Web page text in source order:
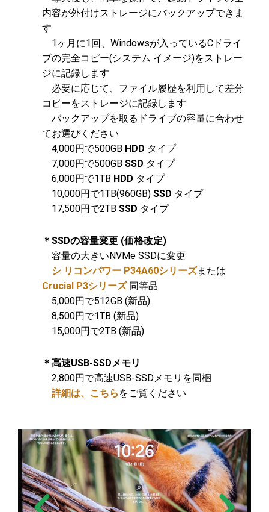
内容が外付けストレージにバックアップできま
す
1ヶ月に1回、Windowsが入っているCドライ
ブの完全コピー(システム イメージ)をストレー
ジに記録します
必要に応じて、ファイル履歴を利用して差分
コピーをストレージに記録します
バックアップを取るドライブの容量に合わせ
てお選びください
4,000円で500GB HDD タイプ
7,000円で500GB SSD タイプ
6,000円で1TB HDD タイプ
10,000円で1TB(960GB) SSD タイプ
17,500円で2TB SSD タイプ
＊SSDの容量変更 (価格改定)
容量の大きいNVMe SSDに変更
シ リコンパワー P34A60シリーズまたは
Crucial P3シリーズ同等品
5,000円で512GB (新品)
8,500円で1TB (新品)
15,000円で2TB (新品)
＊高速USB-SSDメモリ
2,800円で高速USB-SSDメモリを同梱
詳細は、こちら をご覧ください